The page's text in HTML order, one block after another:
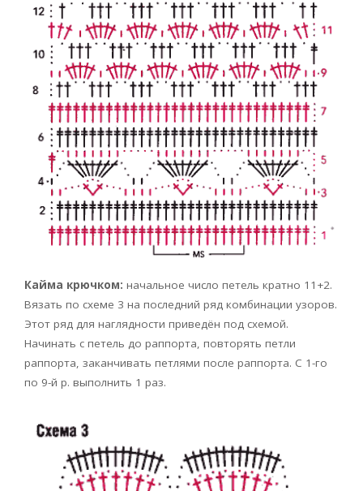
Кайма крючком: начальное число петель кратно 11+2.
Вязать по схеме 3 на последний ряд комбинации узоров.
Этот ряд для наглядности приведён под схемой.
Начинать с петель до раппорта, повторять петли
раппорта, заканчивать петлями после раппорта. С 1-го
по 9-й р. выполнить 1 раз.